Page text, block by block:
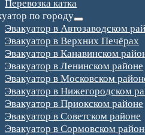
Перевозка катка
по городу
Эвакуатор в Автозаводском
Эвакуатор в Верхних Печёрах
Эвакуатор в Канавинском
Эвакуатор в Ленинском районе
Эвакуатор в Московском
Эвакуатор в Нижегородском
Эвакуатор в Приокском районе
Эвакуатор в Советском районе
Эвакуатор в Сормовском